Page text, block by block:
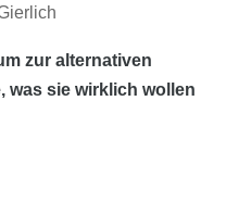
zur alternativen
was sie wirklich wollen